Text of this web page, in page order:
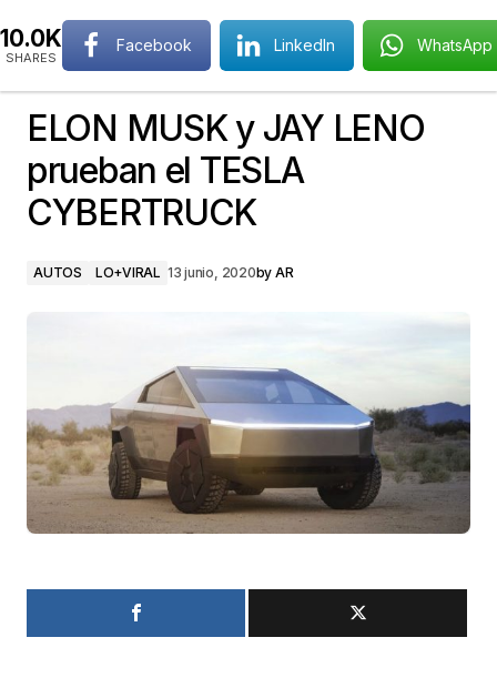
ELON MUSK y JAY LENO
prueban el TESLA
CYBERTRUCK
AUTOS LO+VIRAL 13 junio, 2020by AR
10.0K
SHARES
Facebook LinkedIn WhatsApp